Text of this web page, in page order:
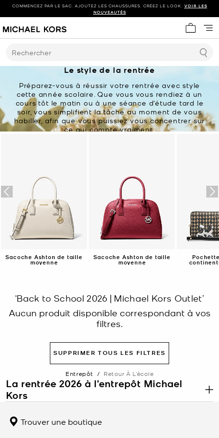
COMMENCEZ PAR LE SAC. AJOUTEZ LES CHAUSSURES. CRÉEZ LE LOOK. VOIR LES
NOUVEAUTÉS
Mon
Rechercher
Le style de la rentrée
Préparez-vous à réussir votre rentrée avec style
cette année scolaire. Que vous vous rendiez à un
cours tôt le matin ou à une séance d’étude tard le
soir, vous simplifient la tâche au moment de vous
habiller, afin que vous puissiez vous concentrer sur
ce qui compte vraiment.
Sacoche Ashton de taille
moyenne
Sacoche Ashton de taille
moyenne
‘Back to School 2026 | Michael Kors Outlet’
Aucun produit disponible correspondant à vos
filtres.
SUPPRIMER TOUS LES FILTRES
Entrepôt / Retour À L’école
La rentrée 2026 à l’entrepôt Michael
Kors
portez tous les jours. L’entrepôt Michael Kors propose les sacs à
dos, les sacs fourre-tout et les sacs à bandoulière conçus pour
Trouver une boutique